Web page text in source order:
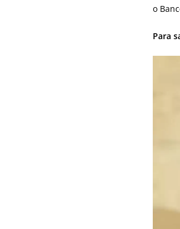
o
Para